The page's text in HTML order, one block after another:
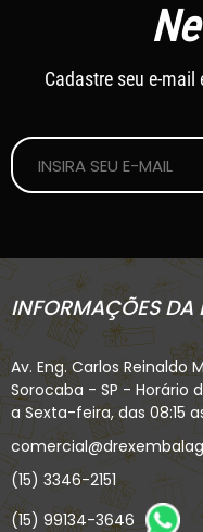
Cadastre seu e-
INFORMAÇÕES DA
Av. Eng. Carlos
Sorocaba - SP - Horário
a Sexta-feira, das 08:15
(15) 3346-2151
(15) 99134-3646